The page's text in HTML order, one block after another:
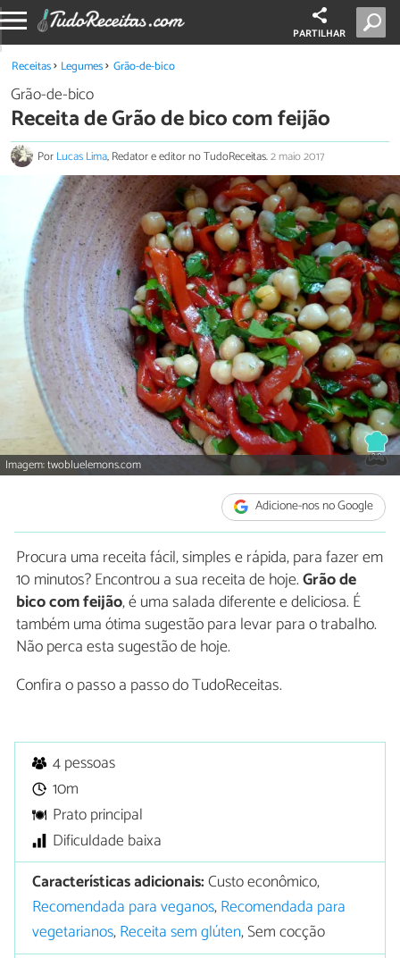
PARTILHAR
Receitas Legumes Grão-de-bico
Grão-de-bico
Receita de Grão de bico com feijão
PorLucas Lima, Redator e editor no TudoReceitas.2 maio 2017
Imagem: twobluelemons.com
Adicione-nos no Google
Procura uma receita fácil, simples e rápida, para fazer em
10 minutos? Encontrou a sua receita de hoje.Grão de
bico com feijão, é uma salada diferente e deliciosa. É
também uma ótima sugestão para levar para o trabalho.
Não perca esta sugestão de hoje.
Confira o passo a passo do TudoReceitas.
4 pessoas
10m
Prato principal
Dificuldade baixa
Características adicionais:Custo econômico,
Recomendada para veganos,Recomendada para
vegetarianos,Receita sem glúten, Sem cocção